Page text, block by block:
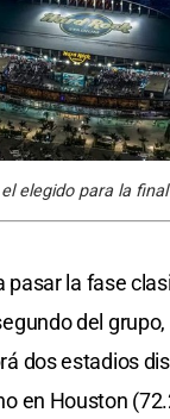
elegido para la
pasar la fase
del
dos estadios
en Houston